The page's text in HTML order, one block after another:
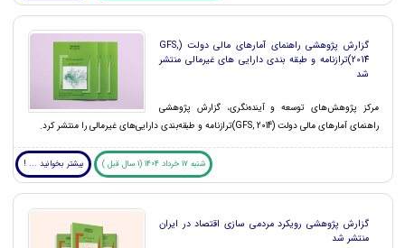
گزارش پژوهشی راهنمای آمارهای مالی دولت (GFS,
2014)ترازنامه و طبقه بندی دارایی های غیرمالی منتشر
شد
مرکز پژوهش‌های توسعه و آینده‌نگری، گزارش پژوهشی
راهنمای آمارهای مالی دولت (GFS, 2014)ترازنامه و طبقه‌بندی دارایی‌های غیرمالی را منتشر کرد.
شنبه 17 خرداد 1404 (1 سال قبل ) بیشتر بخوانید ... !
گزارش پژوهشی رویکرد مردمی سازی اقتصاد در ایران
منتشر شد